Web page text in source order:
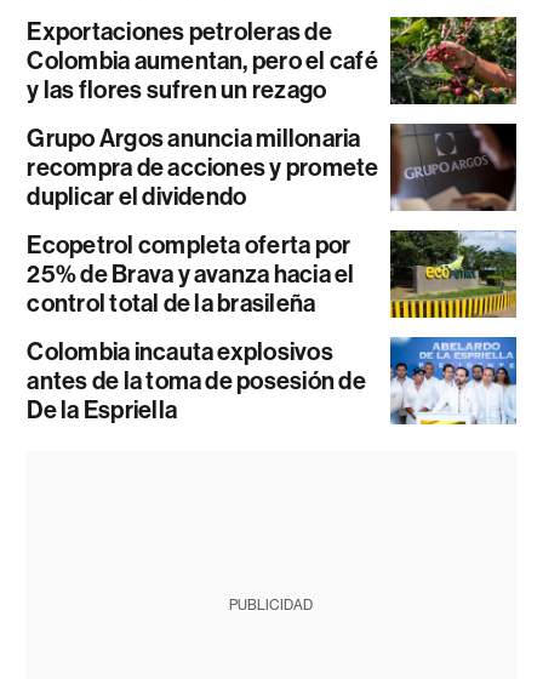
Exportaciones petroleras de
Colombia aumentan, pero el café
y las flores sufren un rezago
Grupo Argos anuncia millonaria
recompra de acciones y promete
duplicar el dividendo
Ecopetrol completa oferta por
25% de Brava y avanza hacia el
control total de la brasileña
Colombia incauta explosivos
antes de la toma de posesión de
De la Espriella
PUBLICIDAD